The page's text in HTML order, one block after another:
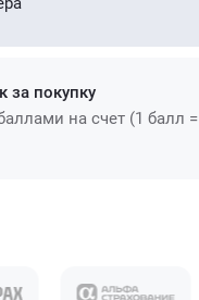
за покупку
на счет (1 балл =